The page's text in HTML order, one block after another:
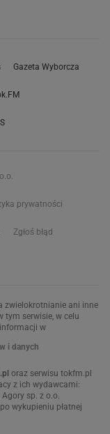
Gazeta Wyborcza
prywatności
Zgłoś błąd
zwielokrotnianie ani inne
tym serwisie, w celu
w
i danych
oraz serwisu tokfm.pl
z ich wydawcami:
sp. z o.o.
wykupieniu płatnej